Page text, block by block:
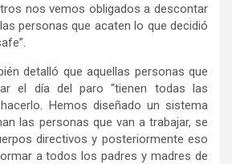
nos vemos obligados a descontar
personas que acaten lo que decidió
detalló que aquellas personas que
el día del paro “tienen todas las
Hemos diseñado un sistema
las personas que van a trabajar, se
directivos y posteriormente eso
a todos los padres y madres de